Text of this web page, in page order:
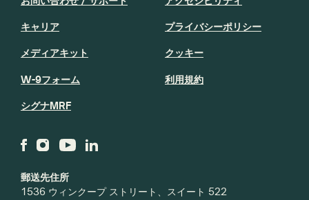
1536 ウィンクープ ストリート、スイート 522
コロラド州デンバー 80202
キャリア
メディアキット
W-9フォーム
シグナMRF
プライバシーポリシー
クッキー
利用規約